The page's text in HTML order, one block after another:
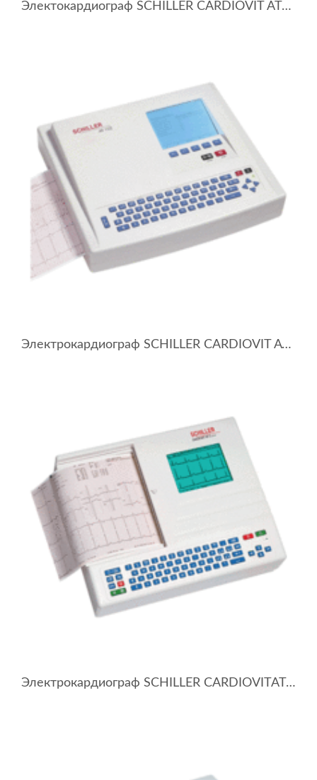
Электокардиограф SCHILLER CARDIOVIT AT-10 plus
Электрокардиограф SCHILLER CARDIOVIT AT-102
Электрокардиограф SCHILLER CARDIOVITAT-2 plus